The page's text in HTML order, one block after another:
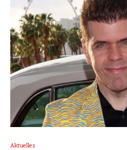
Aktuelles